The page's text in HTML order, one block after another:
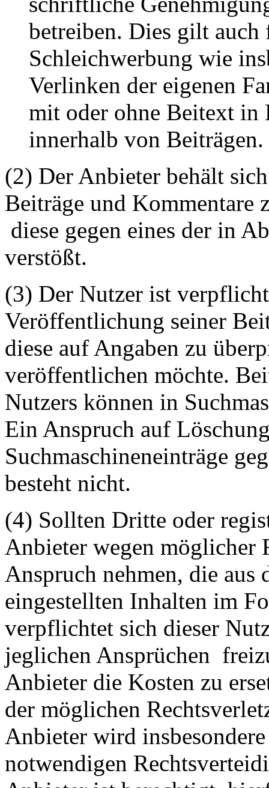
betreiben. Dies gilt auch
Schleichwerbung wie
Verlinken der eigenen
mit oder ohne Beitext in
innerhalb von Beiträgen.
(2) Der Anbieter behält
Beiträge und Kommentare
diese gegen eines der in
verstößt.
(3) Der Nutzer ist
Veröffentlichung seiner
diese auf Angaben zu
veröffentlichen möchte.
Nutzers können in
Ein Anspruch auf
Suchmaschineneinträge
besteht nicht.
(4) Sollten Dritte oder
Anbieter wegen möglicher
Anspruch nehmen, die aus
eingestellten Inhalten im
verpflichtet sich dieser
jeglichen Ansprüchen
Anbieter die Kosten zu
der möglichen
Anbieter wird
notwendigen